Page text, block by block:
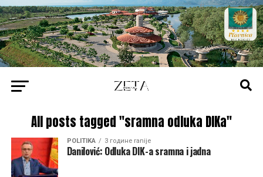
All posts tagged "sramna odluka DIKa"
POLITIKA 3 године ranije
Danilović: Odluka DIK-a sramna i jadna